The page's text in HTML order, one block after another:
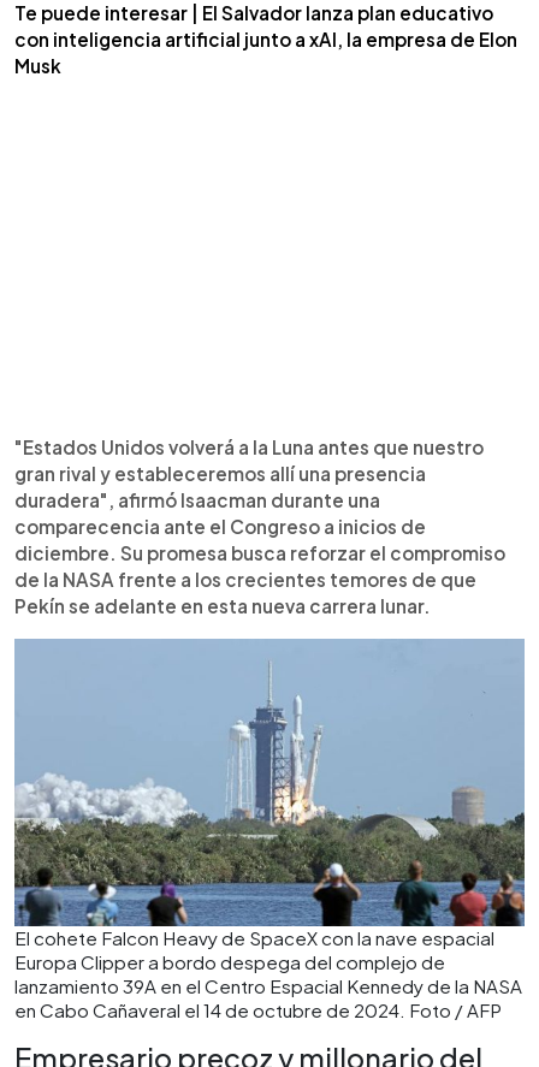
Te puede interesar | El Salvador lanza plan educativo
con inteligencia artificial junto a xAI, la empresa de Elon
Musk
"Estados Unidos volverá a la Luna antes que nuestro
gran rival y estableceremos allí una presencia
duradera", afirmó Isaacman durante una
comparecencia ante el Congreso a inicios de
diciembre. Su promesa busca reforzar el compromiso
de la NASA frente a los crecientes temores de que
Pekín se adelante en esta nueva carrera lunar.
El cohete Falcon Heavy de SpaceX con la nave espacial
Europa Clipper a bordo despega del complejo de
lanzamiento 39A en el Centro Espacial Kennedy de la NASA
en Cabo Cañaveral el 14 de octubre de 2024. Foto / AFP
Empresario precoz y millonario del